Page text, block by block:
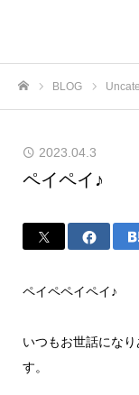
BLOG
2023.04.3
ペイペイ♪
ペイペペイペイ♪
いつもお世話にな
す。